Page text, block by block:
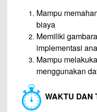
Mampu
biaya
Memiliki
implementasi
Mampu
menggunakan
WAKTU DAN